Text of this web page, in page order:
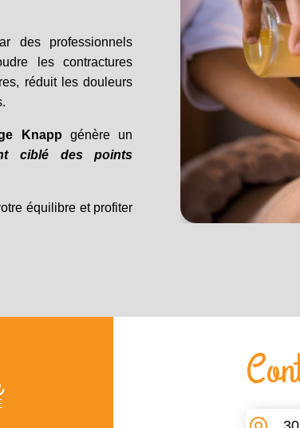
des professionnels
les contractures
réduit les douleurs
Knapp génère un
ciblé des points
équilibre et profiter